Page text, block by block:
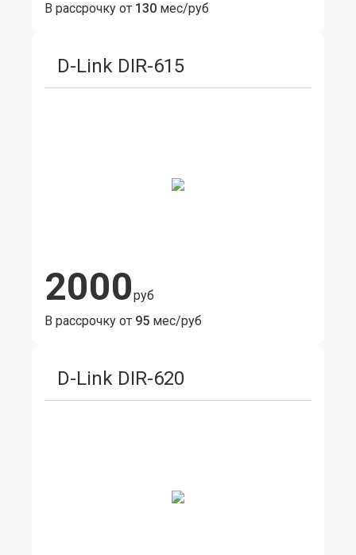
В рассрочку от 130 мес/руб
D-Link DIR-615
2000руб
В рассрочку от 95 мес/руб
D-Link DIR-620